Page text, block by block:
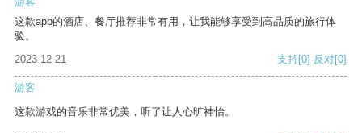
这款app的酒店、餐厅推荐非常有用，让我能够享受到高品质的旅行体
验。
2023-12-21
支持[0] 反对[0]
游客
这款游戏的音乐非常优美，听了让人心旷神怡。